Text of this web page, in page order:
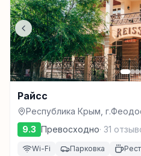
Райсс
Республика Крым,
Феодосия
9.3 Превосходно· 31
Wi-Fi Парковка